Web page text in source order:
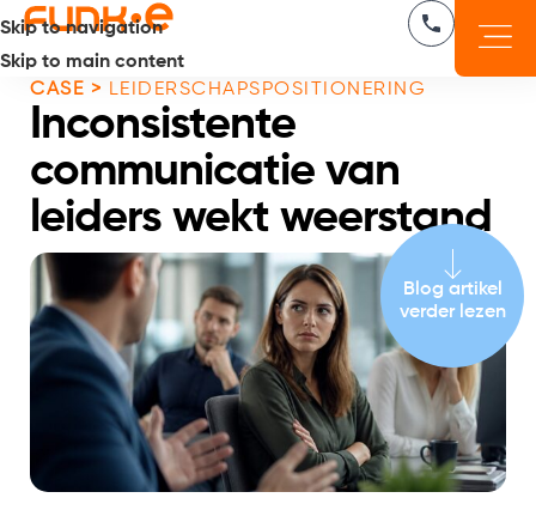
Skip to navigation
Skip to main content
CASE > LEIDERSCHAPSPOSITIONERING
Inconsistente
communicatie van
leiders wekt weerstand
Blog artikel
verder lezen